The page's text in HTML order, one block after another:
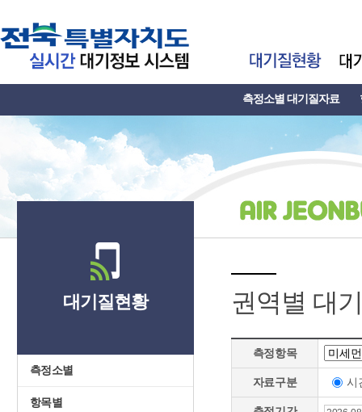
측정소별 대기질자료
대기질현황
측정소별
항목별
권역별 대
측정항목
자료구분 시